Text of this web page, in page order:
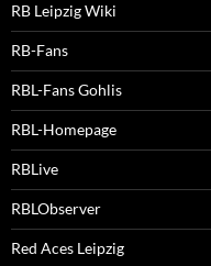
RB Leipzig Wiki
RB-Fans
RBL-Fans Gohlis
RBL-Homepage
RBLive
RBLObserver
Red Aces Leipzig